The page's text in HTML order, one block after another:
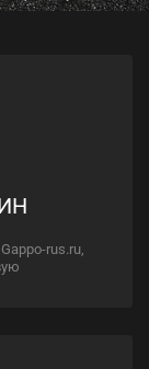
rus.ru,